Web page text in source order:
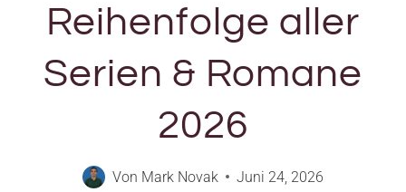
Reihenfolge aller
Serien & Romane
2026
Von Mark Novak Juni 24, 2026